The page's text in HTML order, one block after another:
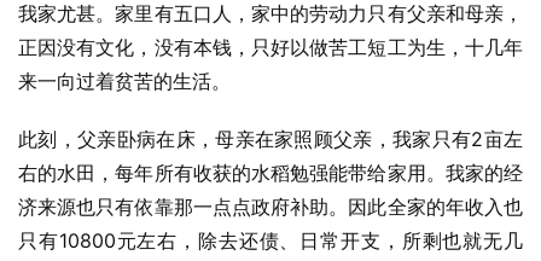
我家尤甚。家里有五口人，家中的劳动力只有父亲和母亲，
正因没有文化，没有本钱，只好以做苦工短工为生，十几年
来一向过着贫苦的生活。
此刻，父亲卧病在床，母亲在家照顾父亲，我家只有2亩左
右的水田，每年所有收获的水稻勉强能带给家用。我家的经
济来源也只有依靠那一点点政府补助。因此全家的年收入也
只有10800元左右，除去还债、日常开支，所剩也就无几